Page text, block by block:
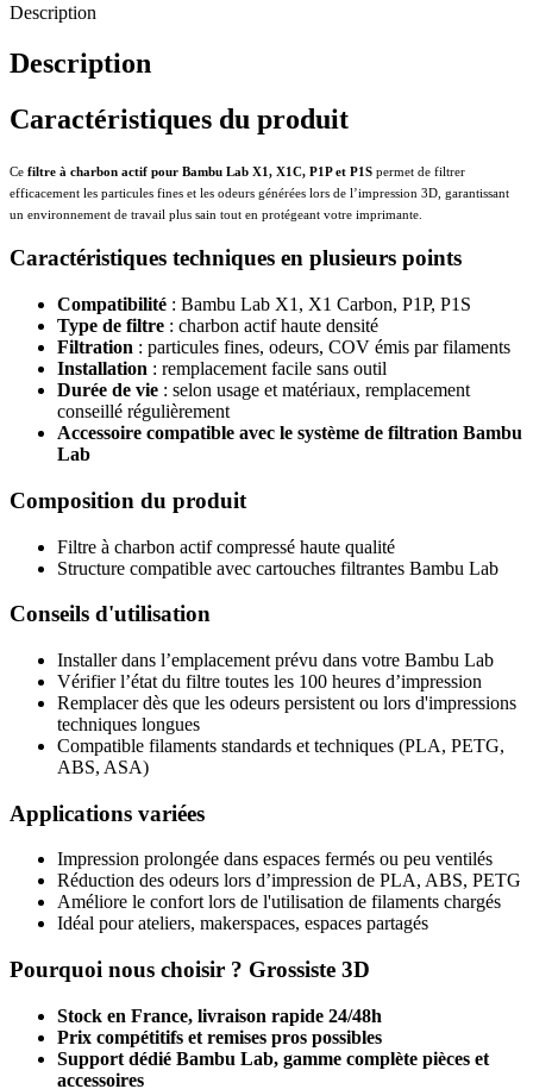
Description
Description
Caractéristiques du produit
Ce filtre à charbon actif pour Bambu Lab X1, X1C, P1P et P1S permet de filtrer
efficacement les particules fines et les odeurs générées lors de l’impression 3D, garantissant
un environnement de travail plus sain tout en protégeant votre imprimante.
Caractéristiques techniques en plusieurs points
Compatibilité : Bambu Lab X1, X1 Carbon, P1P, P1S
Type de filtre : charbon actif haute densité
Filtration : particules fines, odeurs, COV émis par filaments
Installation : remplacement facile sans outil
Durée de vie : selon usage et matériaux, remplacement
conseillé régulièrement
Accessoire compatible avec le système de filtration Bambu
Lab
Composition du produit
Filtre à charbon actif compressé haute qualité
Structure compatible avec cartouches filtrantes Bambu Lab
Conseils d'utilisation
Installer dans l’emplacement prévu dans votre Bambu Lab
Vérifier l’état du filtre toutes les 100 heures d’impression
Remplacer dès que les odeurs persistent ou lors d'impressions
techniques longues
Compatible filaments standards et techniques (PLA, PETG,
ABS, ASA)
Applications variées
Impression prolongée dans espaces fermés ou peu ventilés
Réduction des odeurs lors d’impression de PLA, ABS, PETG
Améliore le confort lors de l'utilisation de filaments chargés
Idéal pour ateliers, makerspaces, espaces partagés
Pourquoi nous choisir ? Grossiste 3D
Stock en France, livraison rapide 24/48h
Prix compétitifs et remises pros possibles
Support dédié Bambu Lab, gamme complète pièces et
accessoires